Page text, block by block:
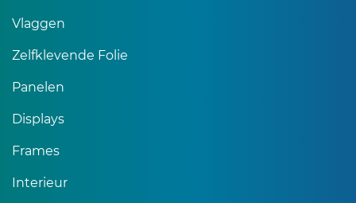
Vlaggen
Zelfklevende Folie
Panelen
Displays
Frames
Interieur